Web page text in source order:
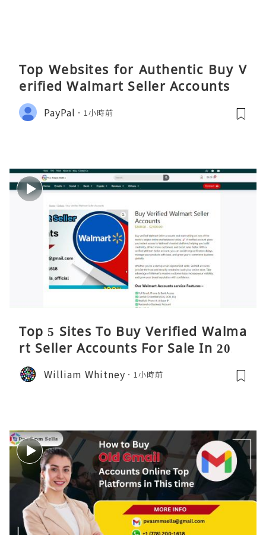
Top Websites for Authentic Buy V
erified Walmart Seller Accounts
PayPal 1小時前
Top 5 Sites To Buy Verified Walma
rt Seller Accounts For Sale In 2026
William Whitney 1小時前